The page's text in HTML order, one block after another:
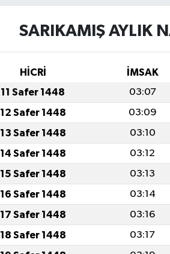
SARIKAMIŞ AYLIK
HİCRİ İMSAK
11 Safer 1448 03:07
12 Safer 1448 03:09
13 Safer 1448 03:10
14 Safer 1448 03:12
15 Safer 1448 03:13
16 Safer 1448 03:14
17 Safer 1448 03:16
18 Safer 1448 03:17